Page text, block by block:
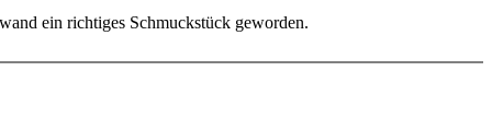
ein richtiges Schmuckstück geworden.